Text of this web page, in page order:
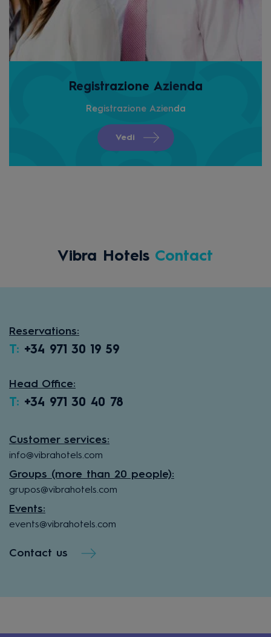
Registrazione Azienda
Registrazione Azienda
Vedi
Vibra Hotels Contact
Reservations:
T: +34 971 30 19 59
Head Office:
T: +34 971 30 40 78
Customer services:
info@vibrahotels.com
Groups (more than 20 people):
grupos@vibrahotels.com
Events:
events@vibrahotels.com
Contact us